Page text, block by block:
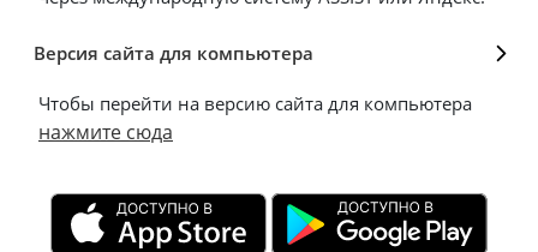
Версия сайта для компьютера
Чтобы перейти на версию сайта для компьютера
нажмите сюда